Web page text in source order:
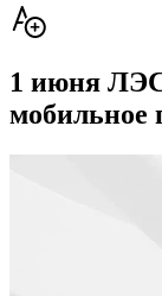
1 июня
мобильное